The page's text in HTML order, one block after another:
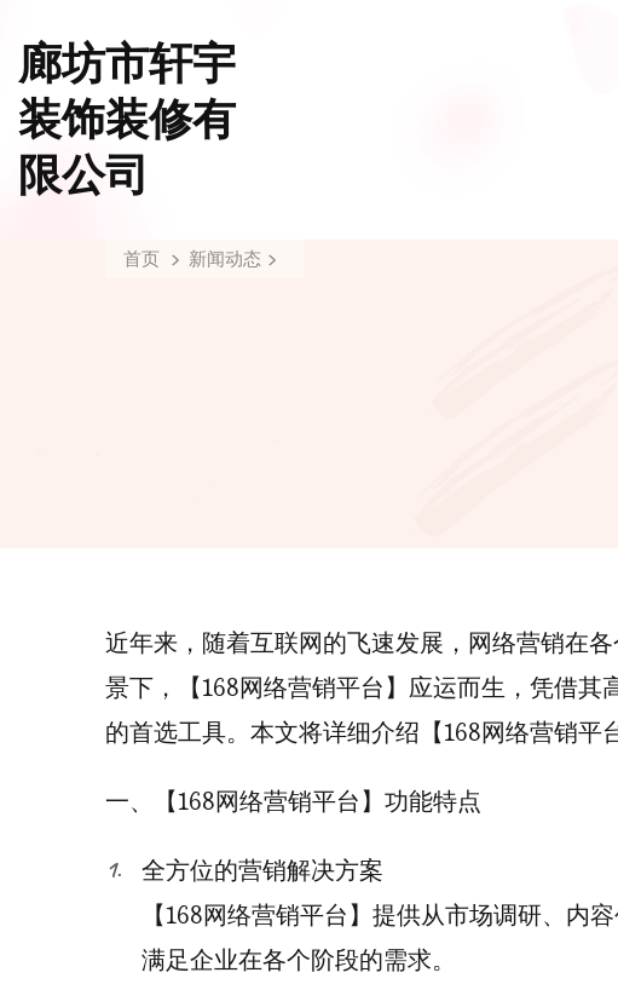
廊坊市轩宇
装饰装修有
限公司
首页 新闻动态
近年来，随着互联网的飞速发展，网络营销在
景下，【168网络营销平台】应运而生，凭借
的首选工具。本文将详细介绍【168网络营销平
一、【168网络营销平台】功能特点
全方位的营销解决方案
【168网络营销平台】提供从市场调研、内
满足企业在各个阶段的需求。